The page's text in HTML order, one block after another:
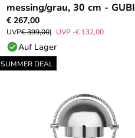
messing/grau, 30 cm - GUBI
€ 267,00
UVP€ 399,00 UVP -€ 132,00
Auf Lager
SUMMER DEAL